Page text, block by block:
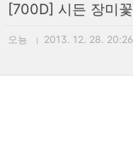
[700D] 시든 장미꽃
오뇽 2013. 12. 28. 20:26